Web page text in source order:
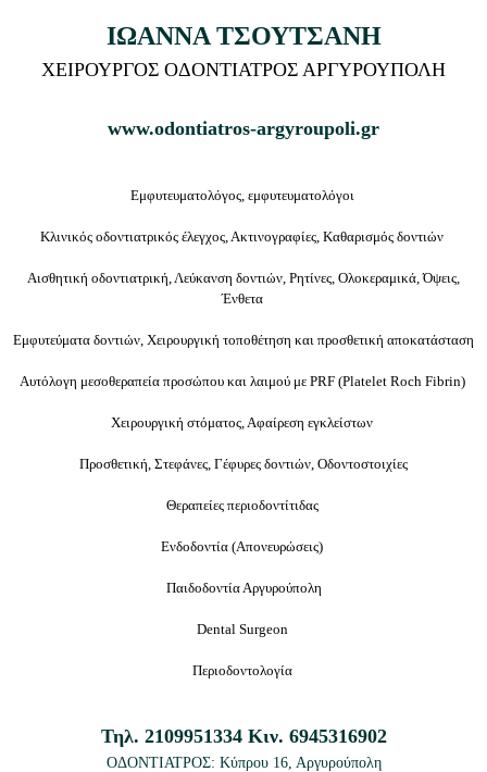
ΙΩΑΝΝΑ ΤΣΟΥΤΣΑΝΗ
ΧΕΙΡΟΥΡΓΟΣ ΟΔΟΝΤΙΑΤΡΟΣ ΑΡΓΥΡΟΥΠΟΛΗ
www.odontiatros-argyroupoli.gr
Εμφυτευματολόγος, εμφυτευματολόγοι
Κλινικός οδοντιατρικός έλεγχος, Ακτινογραφίες, Καθαρισμός δοντιών
Αισθητική οδοντιατρική, Λεύκανση δοντιών, Ρητίνες, Ολοκεραμικά, Όψεις,
Ένθετα
Εμφυτεύματα δοντιών, Χειρουργική τοποθέτηση και προσθετική αποκατάσταση
Αυτόλογη μεσοθεραπεία προσώπου και λαιμού με PRF (Platelet Roch Fibrin)
Χειρουργική στόματος, Αφαίρεση εγκλείστων
Προσθετική, Στεφάνες, Γέφυρες δοντιών, Οδοντοστοιχίες
Θεραπείες περιοδοντίτιδας
Ενδοδοντία (Απονευρώσεις)
Παιδοδοντία Αργυρούπολη
Dental Surgeon
Περιοδοντολογία
Τηλ. 2109951334 Κιν. 6945316902
ΟΔΟΝΤΙΑΤΡΟΣ: Κύπρου 16, Αργυρούπολη